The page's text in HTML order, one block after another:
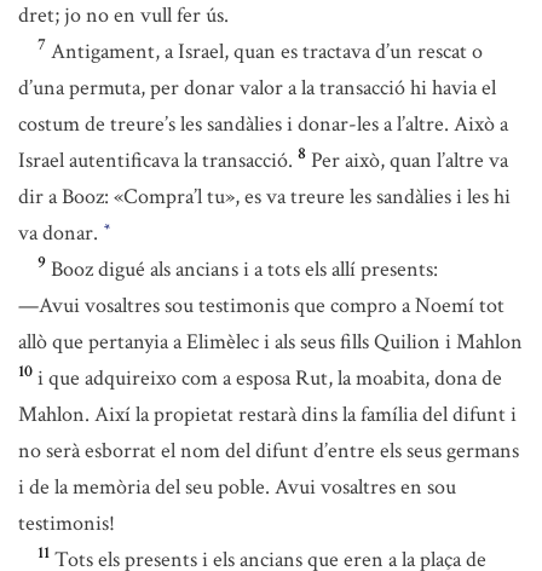
dret; jo no en vull fer ús.
7 Antigament, a Israel, quan es tractava d’un rescat o
d’una permuta, per donar valor a la transacció hi havia el
costum de treure’s les sandàlies i donar-les a l’altre. Això a
Israel autentificava la transacció. 8 Per això, quan l’altre va
dir a Booz: «Compra’l tu», es va treure les sandàlies i les hi
va donar. *
9 Booz digué als ancians i a tots els allí presents:
—Avui vosaltres sou testimonis que compro a Noemí tot
allò que pertanyia a Elimèlec i als seus fills Quilion i Mahlon
10 i que adquireixo com a esposa Rut, la moabita, dona de
Mahlon. Així la propietat restarà dins la família del difunt i
no serà esborrat el nom del difunt d’entre els seus germans
i de la memòria del seu poble. Avui vosaltres en sou
testimonis!
11 Tots els presents i els ancians que eren a la plaça de